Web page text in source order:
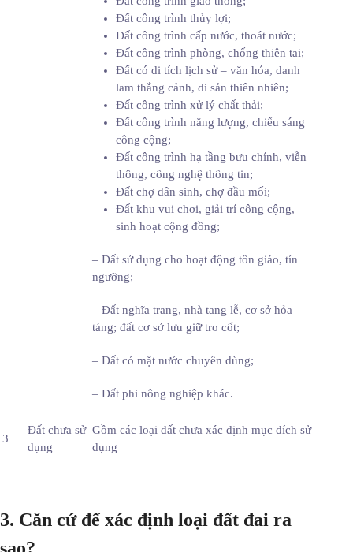
Đất công trình thủy lợi;
Đất công trình cấp nước, thoát nước;
Đất công trình phòng, chống thiên tai;
Đất có di tích lịch sử – văn hóa, danh
lam thắng cảnh, di sản thiên nhiên;
Đất công trình xử lý chất thải;
Đất công trình năng lượng, chiếu sáng
công cộng;
Đất công trình hạ tầng bưu chính, viễn
thông, công nghệ thông tin;
Đất chợ dân sinh, chợ đầu mối;
Đất khu vui chơi, giải trí công cộng,
sinh hoạt cộng đồng;
– Đất sử dụng cho hoạt động tôn giáo, tín
ngưỡng;
– Đất nghĩa trang, nhà tang lễ, cơ sở hỏa
táng; đất cơ sở lưu giữ tro cốt;
– Đất có mặt nước chuyên dùng;
– Đất phi nông nghiệp khác.
3
Đất chưa sử
dụng
Gồm các loại đất chưa xác định mục đích sử
dụng
3. Căn cứ để xác định loại đất đai ra
sao?